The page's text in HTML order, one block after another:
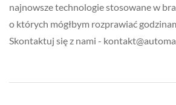
najnowsze technologie stosowane w
o których mógłbym rozprawiać
Skontaktuj się z nami -